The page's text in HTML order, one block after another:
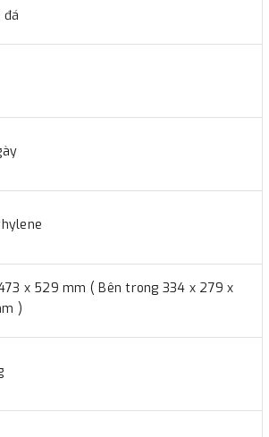
đá
x 529 mm ( Bên trong 334 x 279 x
)